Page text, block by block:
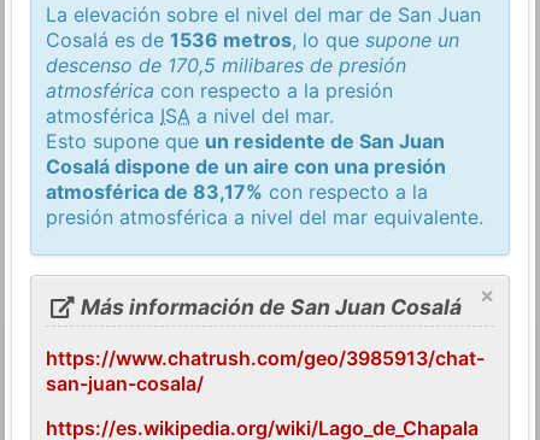
La elevación sobre el nivel del mar de San Juan
Cosalá es de1536 metros, lo quesupone un
descenso de 170,5 milibares de presión
atmosférica con respecto a la presión
atmosférica ISA a nivel del mar.
Esto supone que un residente de San Juan
Cosalá dispone de un aire con una presión
atmosférica de 83,17% con respecto a la
presión atmosférica a nivel del mar equivalente.
×
Más información de San Juan Cosalá
https://www.chatrush.com/geo/3985913/chat-
san-juan-cosala/
https://es.wikipedia.org/wiki/Lago_de_Chapala